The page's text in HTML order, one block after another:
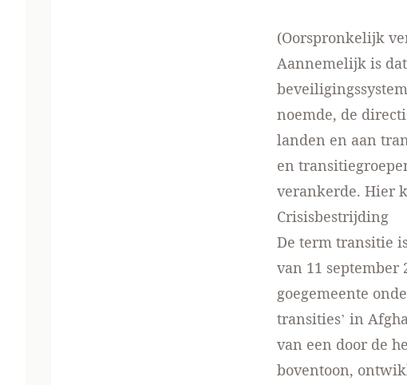
(Oorspronkelijk
Aannemelijk is
noemde, de
landen en aan
en
verankerde. Hier
Crisisbestrijding
De term transitie
van 11
goegemeente
transities’ in
van een door de
boventoon,